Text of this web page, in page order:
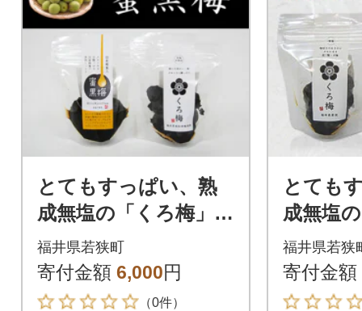
とてもすっぱい、熟
成無塩の「くろ梅」と
ハチミツを加えた
「蜜黒梅」の2袋セッ
ト
福井県若狭町
寄付金額 6,000円
（0件）
とても
成無塩
袋セッ
用)
福井県若狭
寄付金額